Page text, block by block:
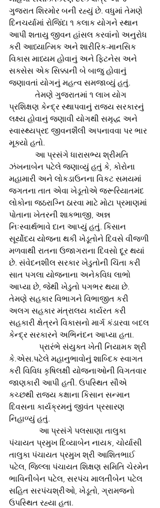
ગુજરાત શિરમોર બની રહ્યું છે. વધુમાં તેમણે
દિનચર્યામાં રોજિંદા ૧ કલાક યોગને સ્થાન
આપી શતાયુ જીવન હાંસલ કરવાંનો અનુરોધ
કરી આધ્યાત્મિક અને શારીરિક-માનસિક
વિકાસ માધ્યમ હોવાનું અને ફિટનેસ અને
સક્સેસ એક સિક્કાની બે બાજુ હોવાનું
જણાવતાં યોગનું મહત્વ સમજાવ્યું હતું.
પ્રશિક્ષણ કેન્દ્ર સ્થાપવાનું રાજ્ય સરકારનું
લક્ષ્ય હોવાનું જણાવી યોગથી સમૃદ્ધ અને
સ્વાસ્થ્યપ્રદ જીવનશૈલી અપનાવવા પર ભાર
મૂક્યો હતો.
ઝંખનાબેન પટેલે જણાવ્યું હતું કે, કોરોના
મહામારી અને લોકડાઉનના વિકટ સમયમાં
જગતના તાત એવા ખેડૂતોએ જરૂરિયાતમંદ
લોકોના જઠરાગ્નિ ઠારવા માટે મોટા પ્રમાણમાં
પોતાના ખેતરની શાકભાજી, અન્ન
નિઃસ્વાર્થભાવે દાન આપ્યું હતું. કિસાન
સૂર્યોદય યોજના થકી ખેડૂતોને દિવસે વીજળી
મળવાથી રાતના ઉજાગરાના દિવસો દૂર થયાં
છે. સંવેદનશીલ સરકાર ખેડુતોની ચિંતા કરી
સાત પગલા યોજનાના અનેકવિધ લાભો
આપ્યા છે, જેથી ખેડુતો પગભર થયા છે.
તેમણે સહકાર વિભાગને વિભાજીત કરી
અલગ સહકાર મંત્રાલય કાર્યરત કરી
સહકારી ક્ષેત્રને વિકાસનો માર્ગ કંડારવા બદલ
કેન્દ્ર સરકારને અભિનંદન આપ્યા હતા.
કે.એસ.પટેલે મહાનુભાવોનું શાબ્દિક સ્વાગત
કરી વિવિધ કૃષિલક્ષી યોજનાઓની વિગતવાર
જાણકારી આપી હતી. ઉપસ્થિત સૌએ
કચ્છથી રાજ્ય કક્ષાના કિસાન સન્માન
દિવસના કાર્યક્રમનું જીવંત પ્રસારણ
નિહાળ્યું હતું.
પંચાયત પ્રમુખ દિવ્યાબેન નાયક, ચોર્યાસી
તાલુકા પંચાયત પ્રમુખ શ્રી આશિતભાઈ
પટેલ, જિલ્લા પંચાયત શિક્ષણ સમિતિ ચેરમેન
ભાવિનીબેન પટેલ, સરપંચ માલતીબેન પટેલ
સહિત સરપંચશ્રીઓ, ખેડૂતો, ગ્રામજનો
ઉપસ્થિત રહ્યા હતા.